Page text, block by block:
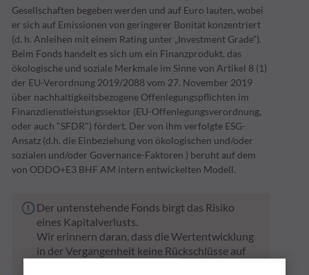
Gesellschaften begeben werden und auf Euro lauten, wobei
er sich auf Emissionen von geringerer Bonität konzentriert
(d. h. Anleihen mit einem Rating unter „Investment Grade“).
Beim Fonds handelt es sich um ein Finanzprodukt, das
ökologische und soziale Merkmale im Sinne von Artikel 8 (1)
der EU-Verordnung 2019/2088 vom 27. November 2019
über nachhaltigkeitsbezogene Offenlegungspflichten im
Finanzdienstleistungssektor (EU-Offenlegungsverordnung,
oder auch "SFDR") fördert. Der von ihm verfolgte ESG-
Ansatz (d.h. die Einbeziehung von ökologischen und/oder
sozialen und/oder Governance-Faktoren ) beruht auf dem
von ODDO+E3 BHF AM intern entwickelten Modell.
Der untenstehende Fonds birgt das Risiko
eines Kapitalverlusts.
Wir erinnern daran, dass die Wertentwicklung
in der Vergangenheit keine Rückschlüsse auf